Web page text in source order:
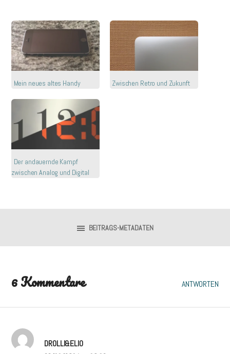
Mein neues altes Handy Zwischen Retro und Zukunft
Der andauernde Kampf
zwischen Analog und Digital
BEITRAGS-METADATEN
6 Kommentare ANTWORTEN
DROLLI&ELIO